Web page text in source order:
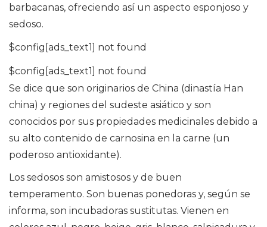
barbacanas, ofreciendo así un aspecto esponjoso y
sedoso.
$config[ads_text1] not found
$config[ads_text1] not found
Se dice que son originarios de China (dinastía Han
china) y regiones del sudeste asiático y son
conocidos por sus propiedades medicinales debido a
su alto contenido de carnosina en la carne (un
poderoso antioxidante).
Los sedosos son amistosos y de buen
temperamento. Son buenas ponedoras y, según se
informa, son incubadoras sustitutas. Vienen en